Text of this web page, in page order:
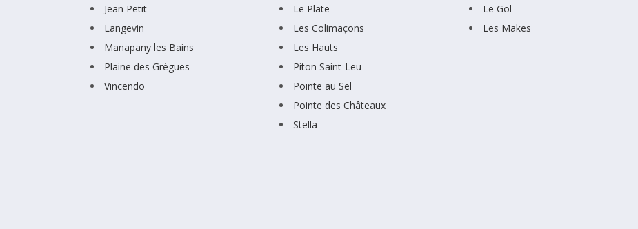
Jean Petit
Langevin
Manapany les Bains
Plaine des Grègues
Vincendo
Le Plate
Les Colimaçons
Les Hauts
Piton Saint-Leu
Pointe au Sel
Pointe des Châteaux
Stella
Le Gol
Les Makes